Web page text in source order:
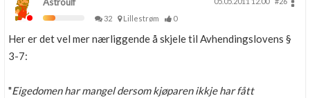
32
Lillestrøm 0
Her er det vel mer nærliggende å skjele til Avhendingslovens §
3-7:
"Eigedomen har mangel dersom kjøparen ikkje har fått